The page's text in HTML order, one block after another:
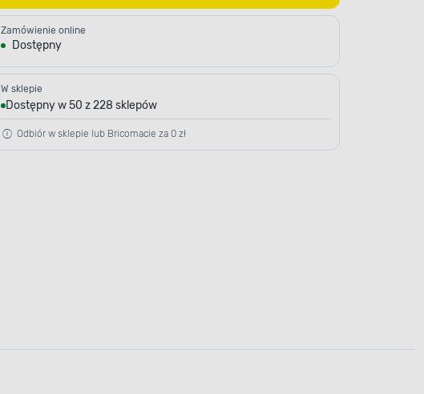
Zamówienie online
Dostępny
W sklepie
Dostępny w 50 z 228 sklepów
Odbiór w sklepie lub Bricomacie za 0 zł